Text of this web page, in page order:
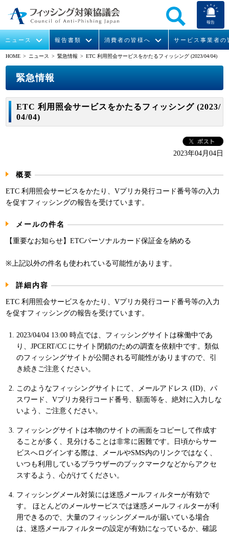
報告
ニュース 報告書類 消費者の皆様へ
マンガでわかるフィッシング詐欺対策 5ヶ条
サービス事業者の
メンバー
パンフレット
HOME > ニュース >緊急情報 > ETC 利用照会サービスをかたるフィッシング (2023/04/04)
緊急情報
ETC 利用照会サービスをかたるフィッシング (2023/
04/04)
2023年04月04日
概要
ETC 利用照会サービスをかたり、Vプリカ発行コード番号等の入力
を促すフィッシングの報告を受けています。
メールの件名
【重要なお知らせ】ETCパーソナルカード保証金を納める
※上記以外の件名も使われている可能性があります。
詳細内容
ETC 利用照会サービスをかたり、Vプリカ発行コード番号等の入力
を促すフィッシングの報告を受けています。
2023/04/04 13:00 時点では、フィッシングサイトは稼働中であ
り、JPCERT/CC にサイト閉鎖のための調査を依頼中です。類似
のフィッシングサイトが公開される可能性がありますので、引
き続きご注意ください。
このようなフィッシングサイトにて、メールアドレス (ID)、パ
スワード、Vプリカ発行コード番号、額面等を、絶対に入力しな
いよう、ご注意ください。
フィッシングサイトは本物のサイトの画面をコピーして作成す
ることが多く、見分けることは非常に困難です。日頃からサー
ビスへログインする際は、メールやSMS内のリンクではなく、
いつも利用しているブラウザーのブックマークなどからアクセ
スするよう、心がけてください。
フィッシングメール対策には迷惑メールフィルターが有効で
す。 ほとんどのメールサービスでは迷惑メールフィルターが利
用できるので、大量のフィッシングメールが届いている場合
は、迷惑メールフィルターの設定が有効になっているか、確認